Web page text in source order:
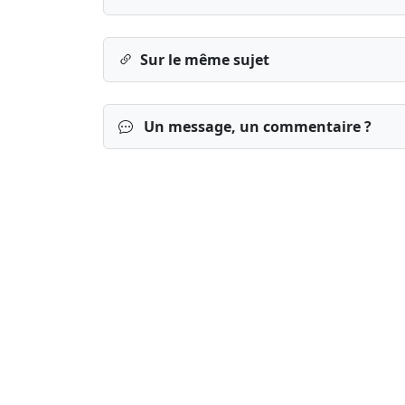
Sur le même sujet
Un message, un commentaire ?